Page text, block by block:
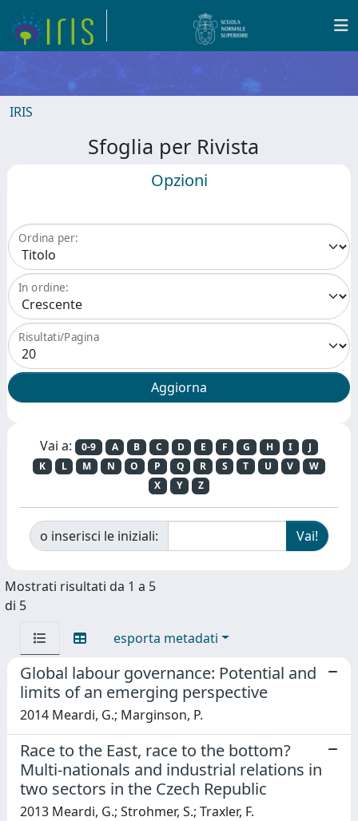
IRIS
Sfoglia per Rivista
Opzioni
Ordina per:
In ordine:
Risultati/Pagina
Vai a: 0-9 A B C D E F G H I
J
K
L M N O P Q R S T U V
W
X
Y Z
o inserisci le iniziali:
Mostrati risultati da 1 a 5
di 5
esporta metadati
Global labour governance: Potential and
limits of an emerging perspective
2014 Meardi, G.; Marginson, P.
Race to the East, race to the bottom?
Multi-nationals and industrial relations in
two sectors in the Czech Republic
2013 Meardi, G.; Strohmer, S.; Traxler, F.